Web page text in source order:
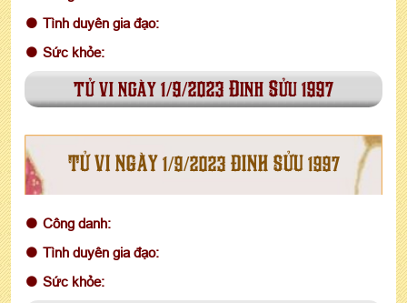
Tình duyên gia đạo:
Sức khỏe:
tử vi ngày 1/9/2023 Đinh Sửu 1997
TỬ VI NGÀY 1/9/2023 ĐINH SỬU 1997
Công danh:
Tình duyên gia đạo:
Sức khỏe: